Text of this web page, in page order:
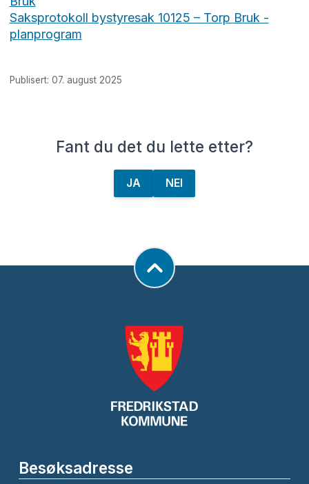
Saksprotokoll bystyresak 10125 – Torp Bruk -
planprogram
Publisert: 07. august 2025
Fant du det du lette etter?
JA NEI
Besøksadresse